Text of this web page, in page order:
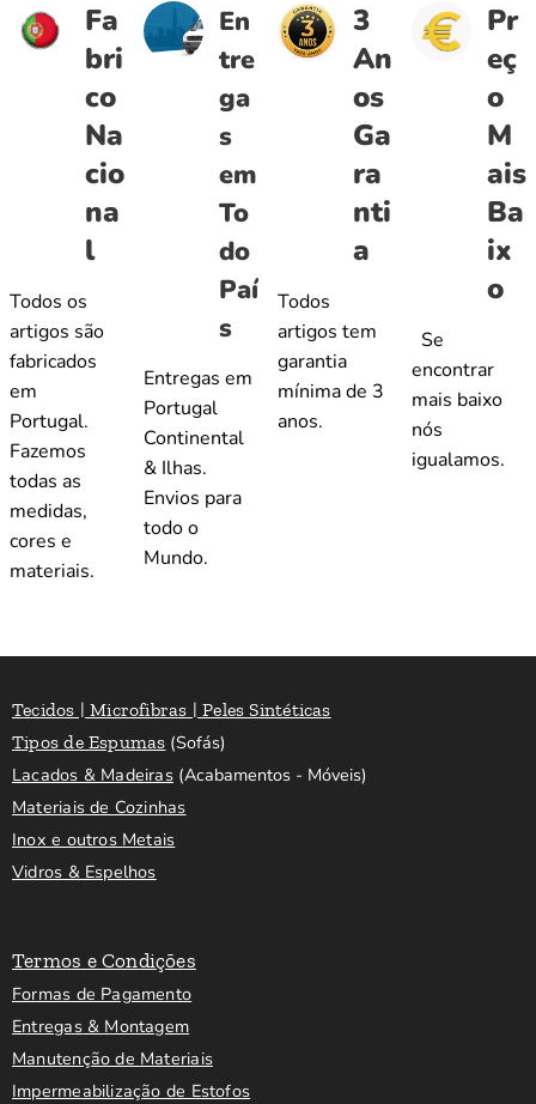
Fa
bri
co
Na
cio
na
l
Todos os
artigos são
fabricados
em
Portugal.
Fazemos
todas as
medidas,
cores e
materiais.
En
tre
ga
s
em
To
do
Paí
s
Entregas em
Portugal
Continental
& Ilhas.
Envios para
todo o
Mundo.
3
An
os
Ga
ra
nti
a
Todos
artigos tem
garantia
mínima de 3
anos.
Pr
eç
o
M
ais
Ba
ix
o
Se
encontrar
mais baixo
nós
igualamos.
Tecidos | Microfibras | Peles Sintéticas
Tipos de Espumas (Sofás)
Lacados & Madeiras(Acabamentos - Móveis)
Materiais de Cozinhas
Inox e outros Metais
Vidros & Espelhos
Termos e Condições
Formas de Pagamento
Entregas & Montagem
Manutenção de Materiais
Impermeabilização de Estofos